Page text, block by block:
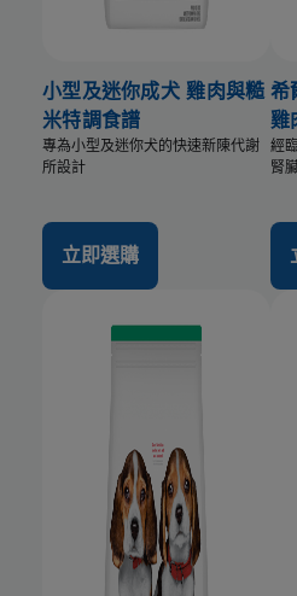
小型及迷你成犬 雞肉與糙
米特調食譜
專為小型及迷你犬的快速新陳代謝
所設計
立即選購
希
雞
經
腎